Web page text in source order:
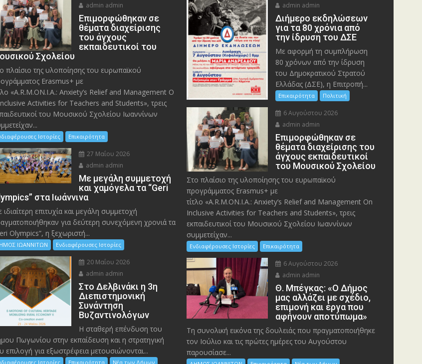
admin admin
Eπιμορφώθηκαν σε
θέματα διαχείρισης
του άγχους
εκπαιδευτικοί του
Σχολείου
πλαίσιο της υλοποίησης του ευρωπαϊκού
Erasmus+ με
«A.R.M.ON.I.A.: Anxiety’s Relief and Management O
Activities for Teachers and Students», τρεις
του Μουσικού Σχολείου Ιωαννίνων
Ιστορίες Επικαιρότητα
27 Μαΐου 2026
admin admin
Με μεγάλη συμμετοχή
και χαμόγελα τα “Geri
στα Ιωάννινα
ιδιαίτερη επιτυχία και μεγάλη συμμετοχή
για δεύτερη συνεχόμενη χρονιά τα
Olympics”, η ξεχωριστή...
ΙΩΑΝΝΙΤΩΝ Ενδιαφέρουσες Ιστορίες
20 Μαΐου 2026
admin admin
Στο Δελβινάκι η 3η
Διεπιστημονική
Συνάντηση
Βυζαντινολόγων
Η σταθερή επένδυση του
Πωγωνίου στην εκπαίδευση και η στρατηγική
επιλογή για εξωστρέφεια μετουσιώνονται...
Ιστορίες Επικαιρότητα Νέα των Δήμων
admin admin
Διήμερο εκδηλώσεων
για τα 80 χρόνια από
την ίδρυση του ΔΣΕ
Με αφορμή τη συμπλήρωση
80 χρόνων από την ίδρυση
του Δημοκρατικού Στρατού
Ελλάδας (ΔΣΕ), η Επιτροπή...
Επικαιρότητα Πολιτική
6 Αυγούστου 2026
admin admin
Eπιμορφώθηκαν σε
θέματα διαχείρισης του
άγχους εκπαιδευτικοί
του Μουσικού Σχολείου
Στο πλαίσιο της υλοποίησης του ευρωπαϊκού
προγράμματος Erasmus+ με
τίτλο «A.R.M.ON.I.A.: Anxiety’s Relief and Management On
Inclusive Activities for Teachers and Students», τρεις
εκπαιδευτικοί του Μουσικού Σχολείου Ιωαννίνων
συμμετείχαν...
Ενδιαφέρουσες Ιστορίες Επικαιρότητα
6 Αυγούστου 2026
admin admin
Θ. Μπέγκας: «Ο Δήμος
μας αλλάζει με σχέδιο,
επιμονή και έργα που
αφήνουν αποτύπωμα»
Τη συνολική εικόνα της δουλειάς που πραγματοποιήθηκε
τον Ιούλιο και τις πρώτες ημέρες του Αυγούστου
παρουσίασε...